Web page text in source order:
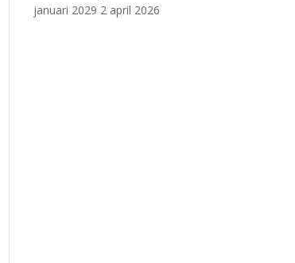
januari 2029 2 april 2026